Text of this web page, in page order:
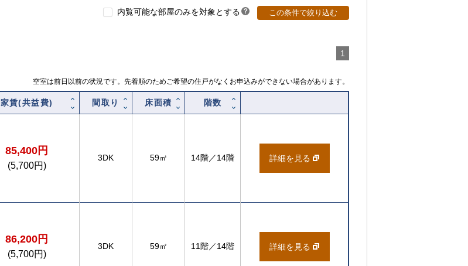
内覧可能な部屋のみを対象とする ？ この条件で絞り込む
1
空室は前日以前の状況です。先着順のためご希望の住戸がなくお申込みができない場合があります。
家賃(共益費) 間取り 床面積 階数
85,400円
(5,700円)
3DK 59㎡ 14階／14階 詳細を見る
86,200円
(5,700円)
3DK 59㎡ 11階／14階 詳細を見る